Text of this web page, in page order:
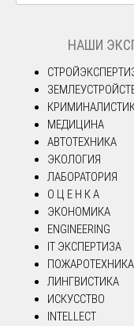
НАШИ
МЕДИЦИНА
АВТОТЕХНИКА
ЭКОЛОГИЯ
ЛАБОРАТОРИЯ
О Ц Е Н К А
ЭКОНОМИКА
ENGINEERING
IT ЭКСПЕРТИЗА
ПОЖАРОТЕХНИКА
ЛИНГВИСТИКА
ИСКУССТВО
INTELLECT